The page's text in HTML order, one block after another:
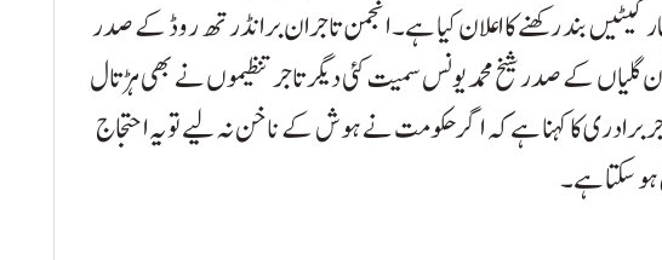
بند رکھنے کا اعلان کیا ہے۔ انجمن تاجران برانڈرتھ روڈ کے صدر
گلیاں کے صدر شیخ محمد یونس سمیت کئی دیگر تاجر تنظیموں نے بھی ہڑتال
برادری کا کہنا ہے کہ اگر حکومت نے ہوش کے ناخن نہ لیے تو یہ احتجاج
سکتا ہے۔